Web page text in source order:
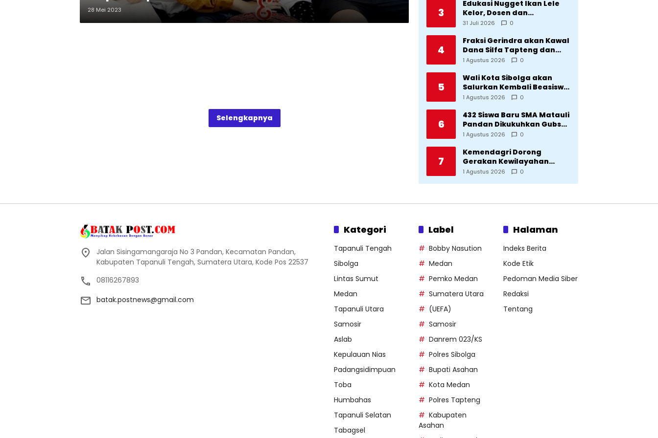
28 Mei 2023
Selengkapnya
3
Edukasi Nugget Ikan Lele
Kelor, Dosen dan
Mahasiswa Dorong
Desa Silangkitang
Kecamatan Pahae Jae
31 Juli 2026 0
4
Fraksi Gerindra akan Kawal
Dana Silfa Tapteng dan
TKD Rp298 Miliar: Jangan
dan Provinsi Diklaim
Kerjaan Tapteng
1 Agustus 2026 0
5
Wali Kota Sibolga akan
Salurkan Kembali Beasiswa
Rp1 Miliar: Diproritaskan
Bencana
1 Agustus 2026 0
6
432 Siswa Baru SMA Matauli
Pandan Dikukuhkan Gubsu:
32 Tahun Matauli Cetak
1 Agustus 2026 0
7
Kemendagri Dorong
Gerakan Kewilayahan
Lawan Tuberkulosis
1 Agustus 2026 0
Jalan Sisingamangaraja No 3 Pandan, Kecamatan Pandan,
Kabupaten Tapanuli Tengah, Sumatera Utara, Kode Pos 22537
08116267893
batak.postnews@gmail.com
Kategori
Tapanuli Tengah
Sibolga
Lintas Sumut
Medan
Tapanuli Utara
Samosir
Aslab
Kepulauan Nias
Padangsidimpuan
Toba
Humbahas
Tapanuli Selatan
Tabagsel
Label
Bobby Nasution
Medan
Pemko Medan
Sumatera Utara
(UEFA)
Samosir
Danrem 023/KS
Polres Sibolga
Bupati Asahan
Kota Medan
Polres Tapteng
Kabupaten
Asahan
Halaman
Indeks Berita
Kode Etik
Pedoman Media Siber
Redaksi
Tentang